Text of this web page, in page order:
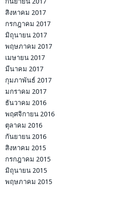
สิงหาคม 2017
กรกฎาคม 2017
มิถุนายน 2017
พฤษภาคม 2017
เมษายน 2017
มีนาคม 2017
กุมภาพันธ์ 2017
มกราคม 2017
ธันวาคม 2016
พฤศจิกายน 2016
ตุลาคม 2016
กันยายน 2016
สิงหาคม 2015
กรกฎาคม 2015
มิถุนายน 2015
พฤษภาคม 2015